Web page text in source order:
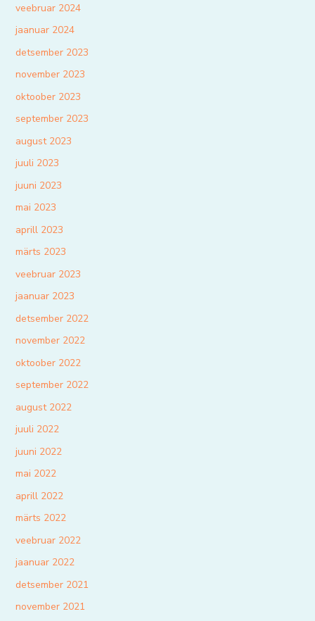
veebruar 2024
jaanuar 2024
detsember 2023
november 2023
oktoober 2023
september 2023
august 2023
juuli 2023
juuni 2023
mai 2023
aprill 2023
märts 2023
veebruar 2023
jaanuar 2023
detsember 2022
november 2022
oktoober 2022
september 2022
august 2022
juuli 2022
juuni 2022
mai 2022
aprill 2022
märts 2022
veebruar 2022
jaanuar 2022
detsember 2021
november 2021